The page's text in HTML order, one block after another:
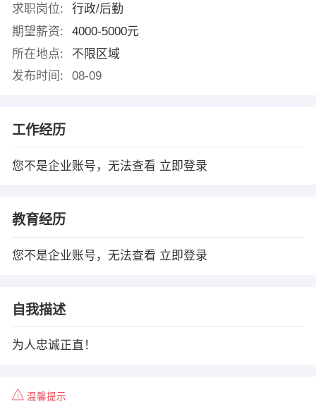
求职岗位:
行政/后勤
期望薪资:
4000-5000元
所在地点:
不限区域
发布时间:
08-09
工作经历
您不是企业账号，无法查看 立即登录
教育经历
您不是企业账号，无法查看 立即登录
自我描述
为人忠诚正直！
温馨提示